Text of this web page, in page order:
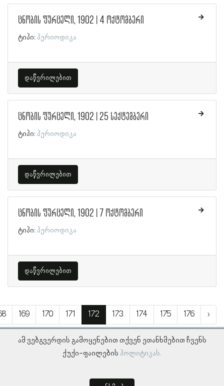
ცნობის ფურცელი, 1902 | 4 ოქტომბერი
ტიპი: პერიოდიკა
დაწვრილებით
ცნობის ფურცელი, 1902 | 25 სექტემბერი
ტიპი: პერიოდიკა
დაწვრილებით
ცნობის ფურცელი, 1902 | 7 ოქტომბერი
ტიპი: პერიოდიკა
დაწვრილებით
169 170 171 172 173 174 175 176 ›
ამ ვებგვერდის გამოყენებით თქვენ ეთანხმებით ჩვენს
ქუქი-ფაილების პოლიტიკას.